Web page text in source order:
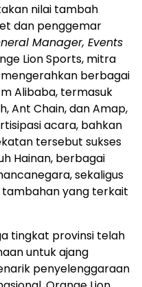
nilai tambah
dan penggemar
Manager, Events
Lion Sports, mitra
berbagai
Alibaba, termasuk
Ant Chain, dan Amap,
acara, bahkan
tersebut sukses
Hainan, berbagai
sekaligus
yang terkait
tingkat provinsi telah
untuk ajang
penyelenggaraan